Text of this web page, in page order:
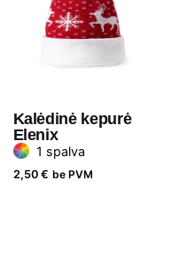
Kalėdinė kepurė
Elenix
1 spalva
2,50 € be PVM